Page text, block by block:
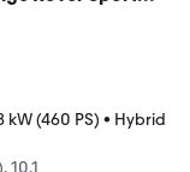
kW (460 PS) • Hybrid